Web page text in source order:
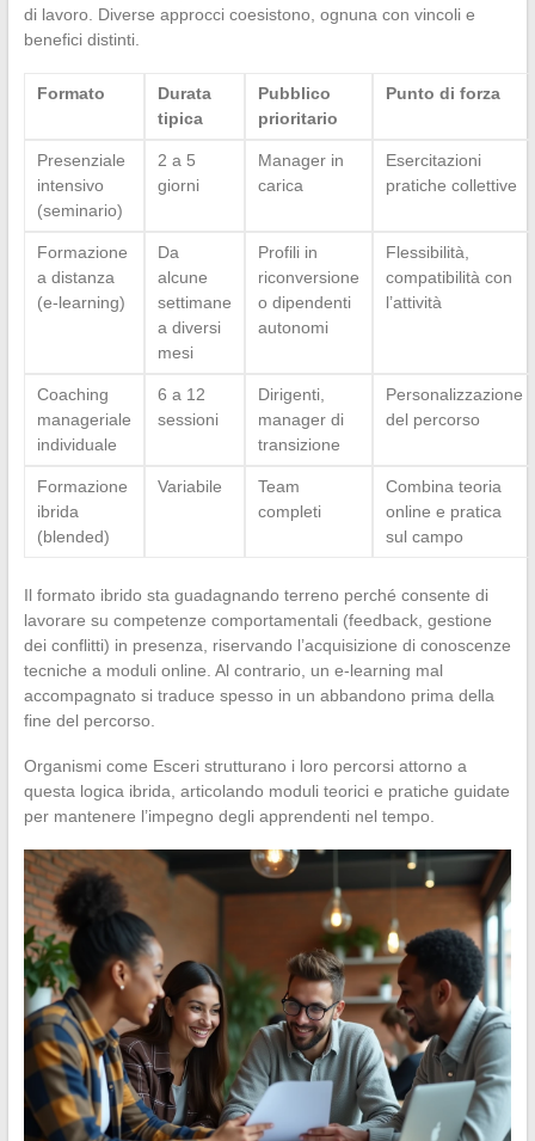
di lavoro. Diverse approcci coesistono, ognuna con vincoli e
benefici distinti.
Formato
Durata
tipica
Pubblico
prioritario
Punto di forza
Presenziale
intensivo
(seminario)
2 a 5
giorni
Manager in
carica
Esercitazioni
pratiche collettive
Formazione
a distanza
(e-learning)
Da
alcune
settimane
a diversi
mesi
Profili in
riconversione
o dipendenti
autonomi
Flessibilità,
compatibilità con
l’attività
Coaching
manageriale
individuale
6 a 12
sessioni
Dirigenti,
manager di
transizione
Personalizzazione
del percorso
Formazione
ibrida
(blended)
Variabile
Team
completi
Combina teoria
online e pratica
sul campo
Il formato ibrido sta guadagnando terreno perché consente di
lavorare su competenze comportamentali (feedback, gestione
dei conflitti) in presenza, riservando l’acquisizione di conoscenze
tecniche a moduli online. Al contrario, un e-learning mal
accompagnato si traduce spesso in un abbandono prima della
fine del percorso.
Organismi come Esceri strutturano i loro percorsi attorno a
questa logica ibrida, articolando moduli teorici e pratiche guidate
per mantenere l’impegno degli apprendenti nel tempo.